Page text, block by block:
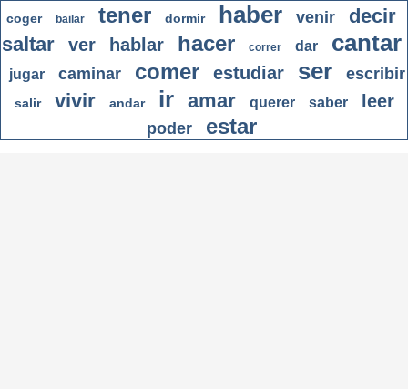
coger bailar tener dormir haber venir
decir
saltar
ver hablar hacer correr dar cantar
jugar caminar comer estudiar ser escribir
salir vivir andar ir amar querer saber leer
poder estar